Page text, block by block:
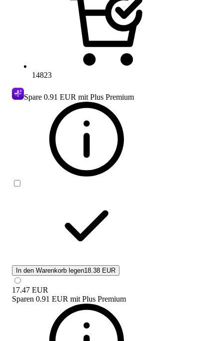
14823
Spare 0.91 EUR mit Plus Premium
In den Warenkorb legen18.38 EUR
17.47 EUR
Sparen 0.91 EUR mit Plus Premium